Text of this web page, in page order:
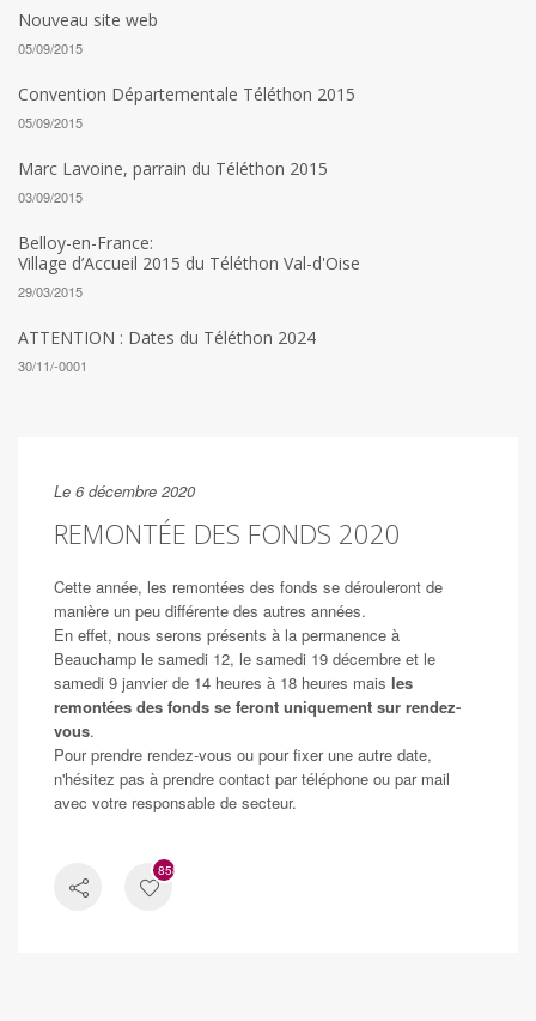
Nouveau site web
05/09/2015
Convention Départementale Téléthon 2015
05/09/2015
Marc Lavoine, parrain du Téléthon 2015
03/09/2015
Belloy-en-France:
Village d’Accueil 2015 du Téléthon Val-d'Oise
29/03/2015
ATTENTION : Dates du Téléthon 2024
30/11/-0001
Le 6 décembre 2020
REMONTÉE DES FONDS 2020
Cette année, les remontées des fonds se dérouleront de
manière un peu différente des autres années.
En effet, nous serons présents à la permanence à
Beauchamp le samedi 12, le samedi 19 décembre et le
samedi 9 janvier de 14 heures à 18 heures mais les
remontées des fonds se feront uniquement sur rendez-
vous.
Pour prendre rendez-vous ou pour fixer une autre date,
n'hésitez pas à prendre contact par téléphone ou par mail
avec votre responsable de secteur.
858